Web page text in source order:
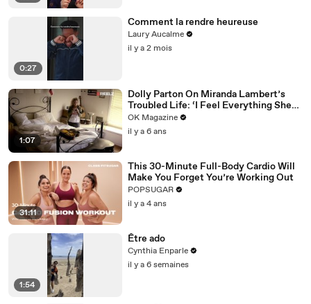
0:27
Comment la rendre heureuse
Laury Aucalme
il y a 2 mois
1:07
Dolly Parton On Miranda Lambert’s
Troubled Life: ‘I Feel Everything She
Writes’: Watch REELZ Doc
OK Magazine
il y a 6 ans
31:11
This 30-Minute Full-Body Cardio Will
Make You Forget You’re Working Out
POPSUGAR
il y a 4 ans
1:54
Être ado
Cynthia Enparle
il y a 6 semaines